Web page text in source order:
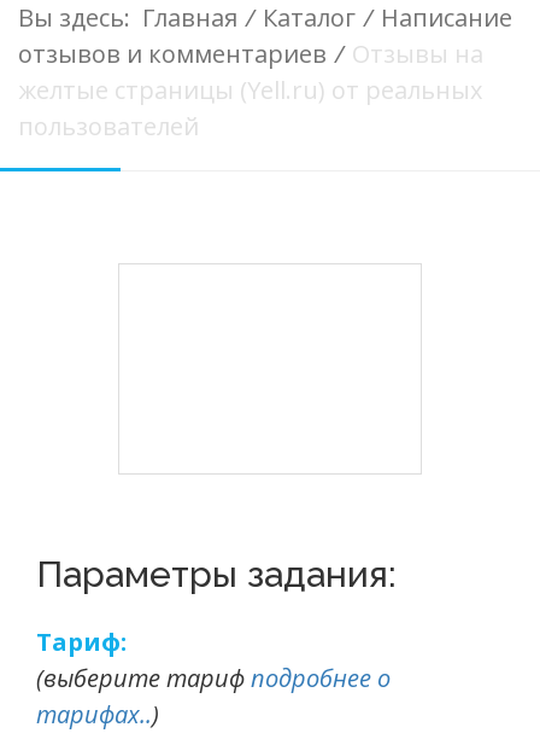
Вы здесь: Главная / Каталог / Написание
отзывов и комментариев / Отзывы на
желтые страницы (Yell.ru) от реальных
пользователей
Параметры задания:
Тариф:
(выберите тарифподробнее о
тарифах..)